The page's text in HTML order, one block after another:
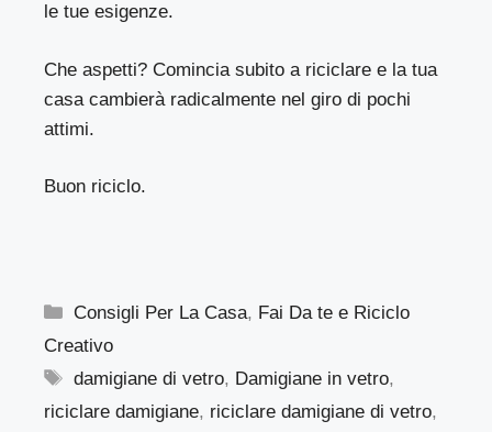
le tue esigenze.
Che aspetti? Comincia subito a riciclare e la tua
casa cambierà radicalmente nel giro di pochi
attimi.
Buon riciclo.
Categorie
Consigli Per La Casa, Fai Da te e Riciclo
Creativo
Tag
damigiane di vetro, Damigiane in vetro,
riciclare damigiane, riciclare damigiane di vetro,